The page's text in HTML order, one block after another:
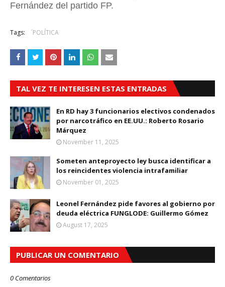
Fernández del partido FP.
Tags: ´POLÍTICA
TAL VEZ TE INTERESEN ESTAS ENTRADAS
En RD hay 3 funcionarios electivos condenados
por narcotráfico en EE.UU.: Roberto Rosario
Márquez
November 11, 2025
Someten anteproyecto ley busca identificar a
los reincidentes violencia intrafamiliar
November 01, 2025
Leonel Fernández pide favores al gobierno por
deuda eléctrica FUNGLODE: Guillermo Gómez
August 17, 2025
PUBLICAR UN COMENTARIO
0 Comentarios